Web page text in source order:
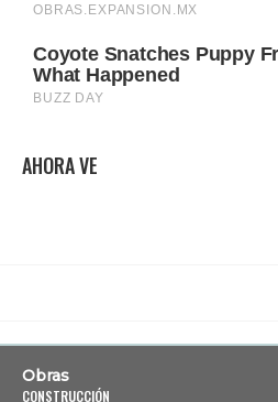
AHORA VE
Obras
CONSTRUCCIÓN